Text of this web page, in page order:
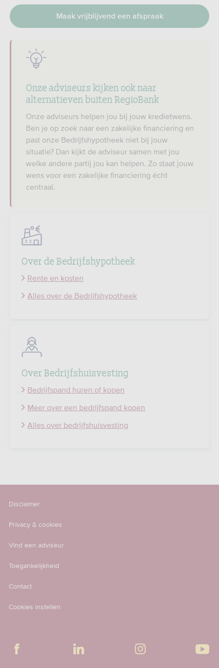
Maak vrijblijvend een afspraak
Onze adviseurs kijken ook naar
alternatieven buiten RegioBank
Onze adviseurs helpen jou bij jouw kredietwens.
Ben je op zoek naar een zakelijke financiering en
past onze Bedrijfshypotheek niet bij jouw
situatie? Dan kijkt de adviseur samen met jou
welke andere partij jou kan helpen. Zo staat jouw
wens voor een zakelijke financiering écht
centraal.
Over de Bedrijfshypotheek
Rente en kosten
Alles over de Bedrijfshypotheek
Over Bedrijfshuisvesting
Bedrijfspand huren of kopen
Meer over een bedrijfspand kopen
Alles over bedrijfshuisvesting
Disclaimer
Privacy & cookies
Vind een adviseur
Toegankelijkheid
Contact
Cookies instellen